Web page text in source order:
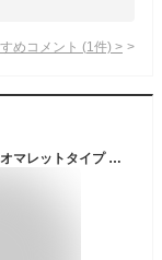
めコメント (1 件) >
キャスコ 限定モデル Blue9/9 BNM-006 ブルー ネオマレットタイプ ゴルフ パター 2020年 メンズ kasco